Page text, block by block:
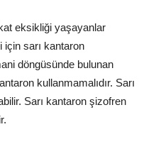
eksikliği yaşayanlar
sarı kantaron
döngüsünde bulunan
kullanmamalıdır. Sarı
Sarı kantaron şizofren